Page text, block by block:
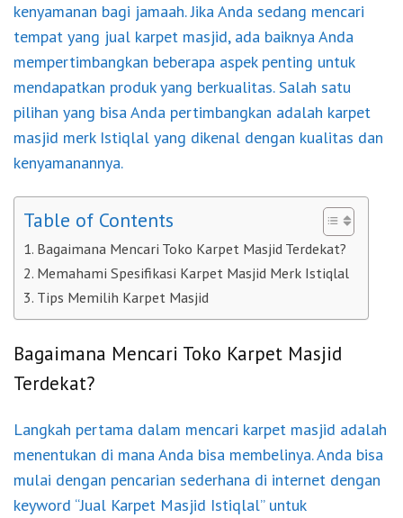
kenyamanan bagi jamaah. Jika Anda sedang mencari
tempat yang jual karpet masjid, ada baiknya Anda
mempertimbangkan beberapa aspek penting untuk
mendapatkan produk yang berkualitas. Salah satu
pilihan yang bisa Anda pertimbangkan adalah karpet
masjid merk Istiqlal yang dikenal dengan kualitas dan
kenyamanannya.
Table of Contents
Bagaimana Mencari Toko Karpet Masjid Terdekat?
Memahami Spesifikasi Karpet Masjid Merk Istiqlal
Tips Memilih Karpet Masjid
Bagaimana Mencari Toko Karpet Masjid
Terdekat?
Langkah pertama dalam mencari karpet masjid adalah
menentukan di mana Anda bisa membelinya. Anda bisa
mulai dengan pencarian sederhana di internet dengan
keyword “Jual Karpet Masjid Istiqlal” untuk